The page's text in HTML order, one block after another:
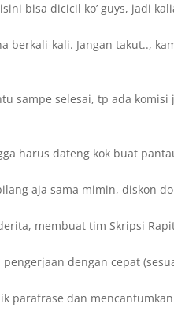
bisa dicicil ko’ guys, jadi
berkali-kali. Jangan takut..,
sampe selesai, tp ada
harus dateng kok buat
aja sama mimin, diskon
membuat tim Skripsi
dengan cepat
parafrase dan